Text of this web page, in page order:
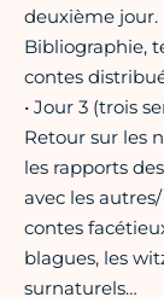
deuxième jour.
Bibliographie,
contes
• Jour 3 (trois
Retour sur les
les rapports
avec les
contes
blagues, les
surnaturels…